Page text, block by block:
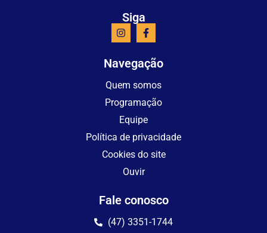
Siga
Navegação
Quem somos
Programação
Equipe
Política de privacidade
Cookies do site
Ouvir
Fale conosco
(47) 3351-1744